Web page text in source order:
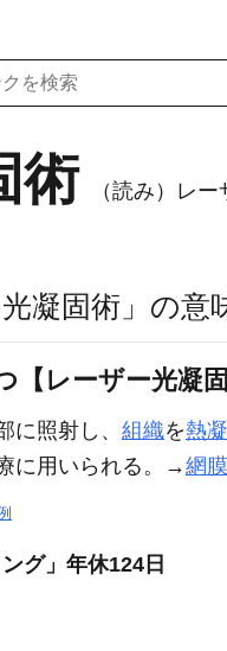
術 （読み）レ
凝固術」の意
レーザー光凝固
に照射し、 組織を熱
に用いられる。→網
グ」年休124日